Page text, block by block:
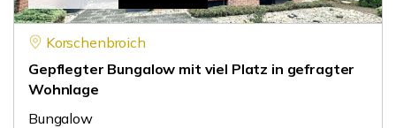
Korschenbroich
Gepflegter Bungalow mit viel Platz in gefragter
Wohnlage
Bungalow